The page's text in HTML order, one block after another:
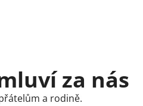
za nás
a rodině.